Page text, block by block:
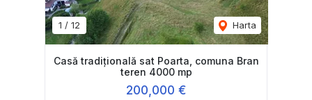
1 / 12 Harta
Casă tradițională sat Poarta, comuna Bran
teren 4000 mp
200,000 €